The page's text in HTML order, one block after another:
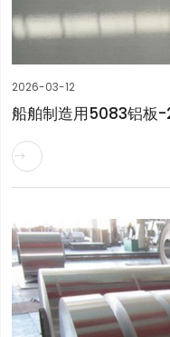
2026-03-12
船舶制造用5083铝板
